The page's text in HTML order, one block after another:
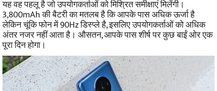
यह वह पहलू है जो उपयोगकर्ताओं को मिश्रित समीक्षाएं मिलेंगी।
3,800mAh की बैटरी का मतलब है कि आपके पास अधिक ऊर्जा है
लेकिन चूंकि फोन में 90Hz डिस्प्ले है, इसलिए उपयोगकर्ताओं को अधिक
अंतर नजर नहीं आता है। औसतन, आपके पास शीर्ष पर कुछ बाईं ओर एक
पूरा दिन होगा।